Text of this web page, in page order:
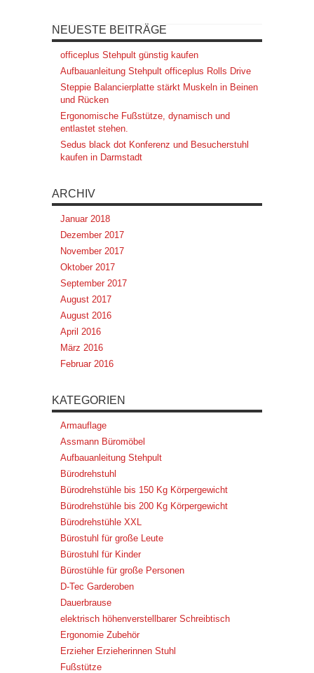
NEUESTE BEITRÄGE
officeplus Stehpult günstig kaufen
Aufbauanleitung Stehpult officeplus Rolls Drive
Steppie Balancierplatte stärkt Muskeln in Beinen
und Rücken
Ergonomische Fußstütze, dynamisch und
entlastet stehen.
Sedus black dot Konferenz und Besucherstuhl
kaufen in Darmstadt
ARCHIV
Januar 2018
Dezember 2017
November 2017
Oktober 2017
September 2017
August 2017
August 2016
April 2016
März 2016
Februar 2016
KATEGORIEN
Armauflage
Assmann Büromöbel
Aufbauanleitung Stehpult
Bürodrehstuhl
Bürodrehstühle bis 150 Kg Körpergewicht
Bürodrehstühle bis 200 Kg Körpergewicht
Bürodrehstühle XXL
Bürostuhl für große Leute
Bürostuhl für Kinder
Bürostühle für große Personen
D-Tec Garderoben
Dauerbrause
elektrisch höhenverstellbarer Schreibtisch
Ergonomie Zubehör
Erzieher Erzieherinnen Stuhl
Fußstütze